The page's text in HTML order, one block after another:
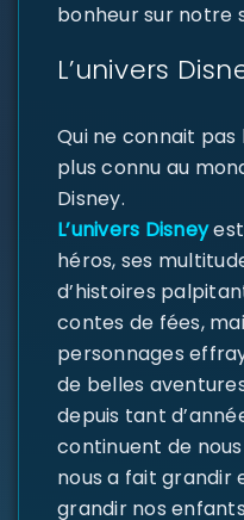
CONNECTER
bonheur sur notre
L’univers
Qui ne connait
plus connu au
Disney.
L’univers Disney
héros, ses
d’histoires
contes de fées,
personnages
de belles
depuis tant
continuent de
nous a fait grandir
grandir nos